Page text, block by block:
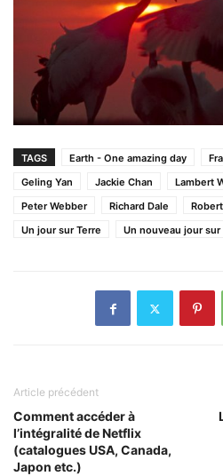
TAGS Earth - One amazing day
Geling Yan
Jackie Chan Lambert
Peter Webber
Richard Dale
Un jour sur Terre
Un nouveau jour sur
Article précédent
Comment accéder à
l’intégralité de Netflix
(catalogues USA, Canada,
Japon etc.)